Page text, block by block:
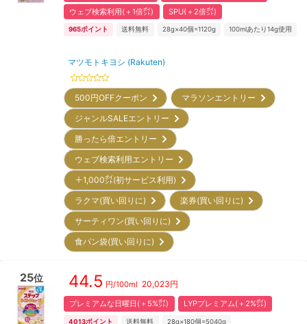
ウェブ検索利用(＋1倍㌽)
SPU(＋2倍㌽)
965ポイント 送料無料 28g×40個=1120g 100mlあたり14g使用
マツモトキヨシ (Rakuten)
500円OFFクーポン
マラソンエントリー
ジャンルSALEエントリー
勝ったら倍エントリー
ウェブ検索利用エントリー
＋1,000㌽(初サービス利用)
ラクマ(買い回りに)
楽券(買い回りに)
サーティワン(買い回りに)
食パン袋(買い回りに)
25位 44.5 円/100ml 20,023円
プレミアムな日曜日(＋5%㌽) LYPプレミアム(＋2%㌽)
4013ポイント 送料無料 28g×180個=5040g